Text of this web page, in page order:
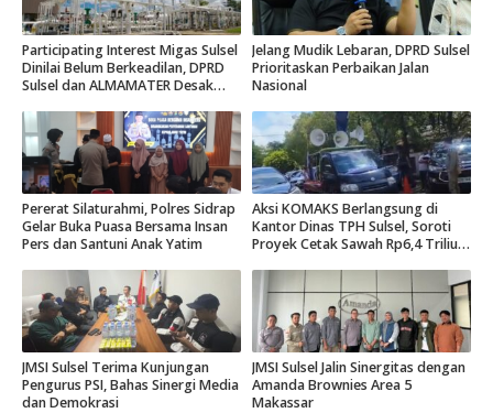
Participating Interest Migas Sulsel
Dinilai Belum Berkeadilan, DPRD
Sulsel dan ALMAMATER Desak
Jelang Mudik Lebaran, DPRD Sulsel
Prioritaskan Perbaikan Jalan
Nasional
Pererat Silaturahmi, Polres Sidrap
Gelar Buka Puasa Bersama Insan
Pers dan Santuni Anak Yatim
Aksi KOMAKS Berlangsung di
Kantor Dinas TPH Sulsel, Soroti
Proyek Cetak Sawah Rp6,4 Triliun
JMSI Sulsel Terima Kunjungan
Pengurus PSI, Bahas Sinergi Media
dan Demokrasi
JMSI Sulsel Jalin Sinergitas dengan
Amanda Brownies Area 5
Makassar